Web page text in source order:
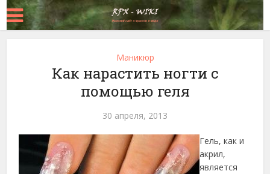
Маникюр
Как нарастить ногти с
помощью геля
30 апреля, 2013
Гель, как и
акрил,
является